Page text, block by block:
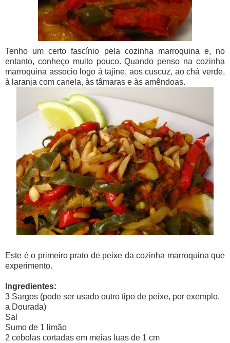
Tenho um certo fascínio pela cozinha marroquina e, no
entanto, conheço muito pouco. Quando penso na cozinha
marroquina associo logo à tajine, aos cuscuz, ao chá verde,
à laranja com canela, às tâmaras e às amêndoas.
Este é o primeiro prato de peixe da cozinha marroquina que
experimento.
Ingredientes:
3 Sargos (pode ser usado outro tipo de peixe, por exemplo,
a Dourada)
Sal
Sumo de 1 limão
2 cebolas cortadas em meias luas de 1 cm